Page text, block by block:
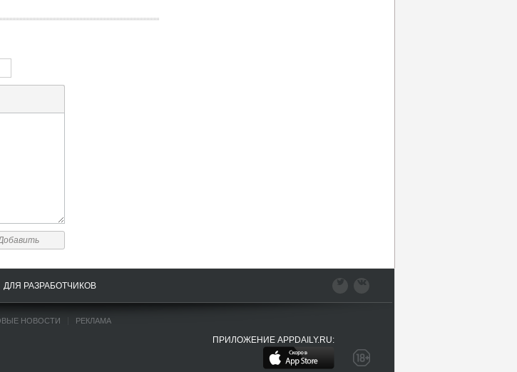
ДЛЯ РАЗРАБОТЧИКОВ
НОВОСТИ РЕКЛАМА
ПРИЛОЖЕНИЕ APPDAILY.RU: